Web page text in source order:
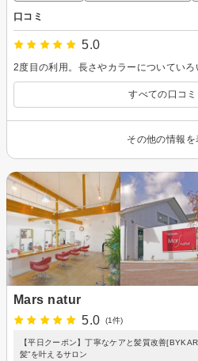
口コミ
5.0
すべての口コ
その他の情報を
Mars natur
5.0
(1件)
【平日クーポン】丁寧なケアと髪質改善
髪”を叶えるサロン